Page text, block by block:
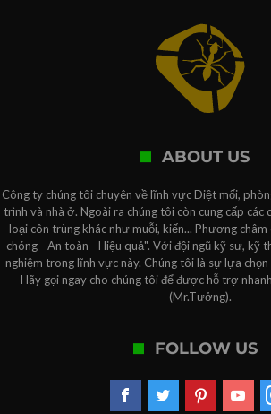
ABOUT US
Công ty chúng tôi chuyên về lĩnh vực Diệt mối,
trình và nhà ở. Ngoài ra chúng tôi còn cung cấp các
loại côn trùng khác như muỗi, kiến... Phương châm
chóng - An toàn - Hiệu quả". Với đội ngũ kỹ sư, kỹ
nghiệm trong lĩnh vực này. Chúng tôi là sự lựa
Hãy gọi ngay cho chúng tôi để được hỗ trợ
(Mr.Tưởng).
FOLLOW US